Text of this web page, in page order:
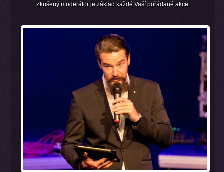
Zkušený moderátor je základ každé Vaší pořádané akce.